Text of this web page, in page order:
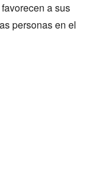
a sus
personas en el